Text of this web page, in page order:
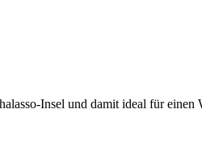
Insel und damit ideal für einen